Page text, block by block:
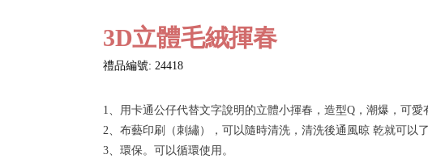
3D立體毛絨揮春
禮品編號: 24418
1、用卡通公仔代替文字說明的立體小揮春，造型Q，潮爆，可愛
2、布藝印刷（刺繡），可以隨時清洗，清洗後通風晾 乾就可以了
3、環保。可以循環使用。